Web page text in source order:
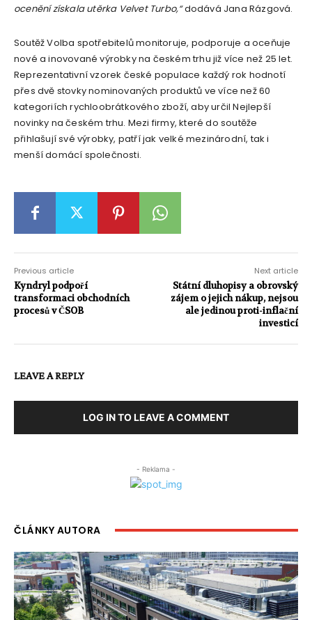
ocenění získala utěrka Velvet Turbo,“dodává Jana Rázgová.
Soutěž Volba spotřebitelů monitoruje, podporuje a oceňuje
nové a inovované výrobky na českém trhu již více než 25 let.
Reprezentativní vzorek české populace každý rok hodnotí
přes dvě stovky nominovaných produktů ve více než 60
kategoriích rychloobrátkového zboží, aby určil Nejlepší
novinky na českém trhu. Mezi firmy, které do soutěže
přihlašují své výrobky, patří jak velké mezinárodní, tak i
menší domácí společnosti.
Previous article
Kyndryl podpoří
transformaci obchodních
procesů v ČSOB
Next article
Státní dluhopisy a obrovský
zájem o jejich nákup, nejsou
ale jedinou proti-inflační
investicí
LEAVE A REPLY
LOG IN TO LEAVE A COMMENT
- Reklama -
ČLÁNKY AUTORA